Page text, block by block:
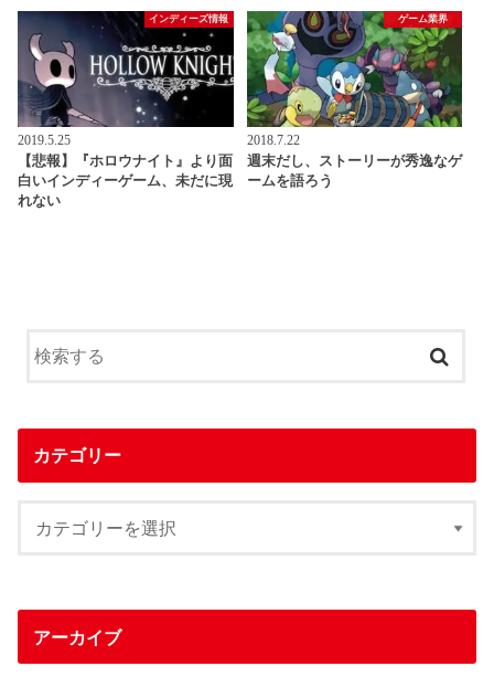
インディーズ情報
2019.5.25
【悲報】『ホロウナイト』より面
白いインディーゲーム、未だに現
れない
ゲーム業界
2018.7.22
週末だし、ストーリーが秀逸なゲ
ームを語ろう
カテゴリー
アーカイブ